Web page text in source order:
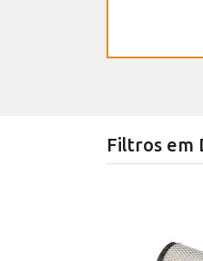
Filtros em